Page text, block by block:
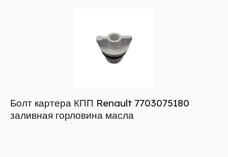
Болт картера КПП Renault 7703075180
заливная горловина масла